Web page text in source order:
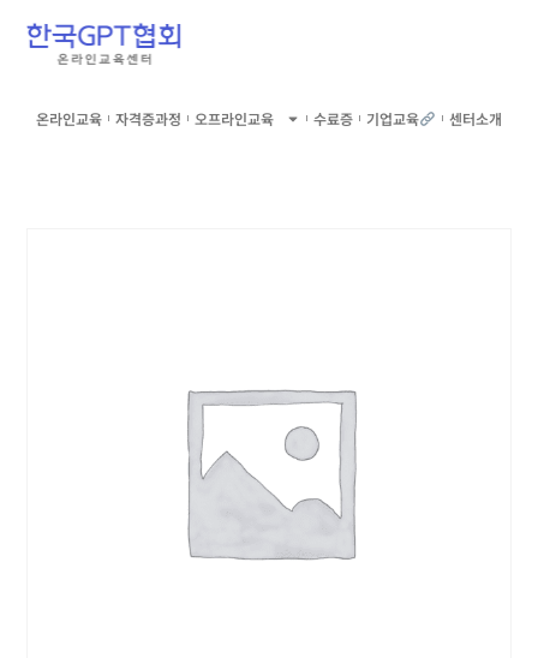
온라인교육 자격증과정 오프라인교육 수료증 기업교육 센터소개